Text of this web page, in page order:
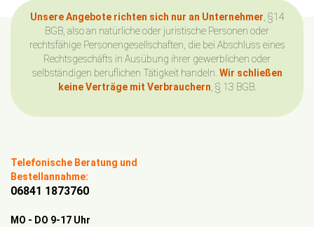
Unsere Angebote richten sich nur an Unternehmer , §14
BGB, also an natürliche oder juristische Personen oder
rechtsfähige Personengesellschaften, die bei Abschluss eines
Rechtsgeschäfts in Ausübung ihrer gewerblichen oder
selbständigen beruflichen Tätigkeit handeln. Wir schließen
keine Verträge mit Verbrauchern , § 13 BGB.
Telefonische Beratung und
Bestellannahme:
06841 1873760
MO - DO 9-17 Uhr